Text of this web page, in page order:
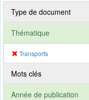
Type de document
Thématique
Transports
Mots clés
Année de publication